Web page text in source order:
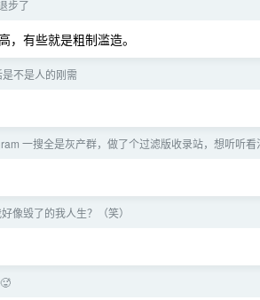
步了
有些就是粗制滥造。
不是人的刚需
一搜全是灰产群，做了个过滤版收录站，想听听看
像毁了的我人生？（笑）